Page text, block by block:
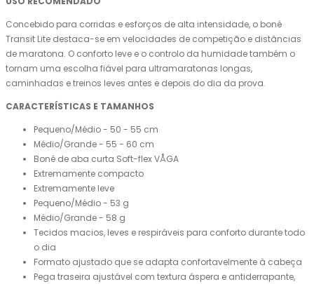
Concebido para corridas e esforços de alta intensidade, o boné
Transit Lite destaca-se em velocidades de competição e distâncias
de maratona. O conforto leve e o controlo da humidade também o
tornam uma escolha fiável para ultramaratonas longas,
caminhadas e treinos leves antes e depois do dia da prova.
CARACTERÍSTICAS E TAMANHOS
Pequeno/Médio - 50 - 55 cm
Médio/Grande - 55 - 60 cm
Boné de aba curta Soft-flex VÅGA
Extremamente compacto
Extremamente leve
Pequeno/Médio - 53 g
Médio/Grande - 58 g
Tecidos macios, leves e respiráveis ​​para conforto durante todo
o dia
Formato ajustado que se adapta confortavelmente à cabeça
Pega traseira ajustável com textura áspera e antiderrapante,